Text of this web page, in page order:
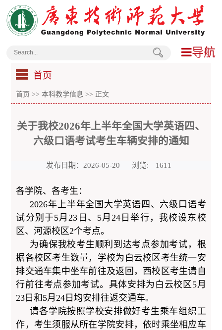
导航
首页
首页 >>本科教学信息 >> 正文
关于我校2026年上半年全国大学英语四、
六级口语考试考生车辆安排的通知
发布日期：2026-05-20 浏览: 1611
各学院、各考生：
2026年上半年全国大学英语四、六级口语考
试分别于5月23日、5月24日举行，我校设东校
区、河源校区2个考点。
为确保我校考生顺利到达考点参加考试，根
据各校区考生数量，学校为白云校区考生统一安
排交通车集中坐车前往及返回，西校区考生请自
行前往考点参加考试。具体安排为白云校区5月
23日和5月24日均安排往返交通车。
请各学院按照学校安排做好考生乘车组织工
作，考生须服从所在学院安排，依时乘坐相应车